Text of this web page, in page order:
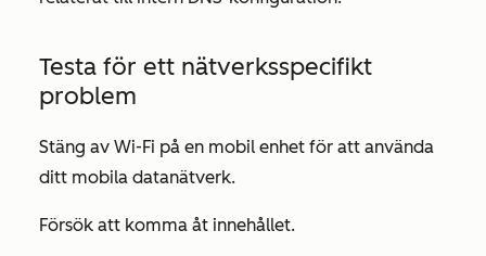
Testa för ett nätverksspecifikt
problem
Stäng av Wi-Fi på en mobil enhet för att använda
ditt mobila datanätverk.
Försök att komma åt innehållet.